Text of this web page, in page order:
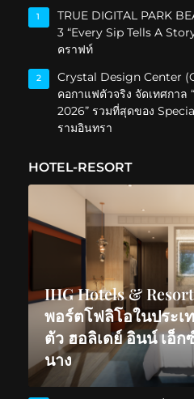
1
TRUE DIGITAL PARK
3 “Every Sip Tells A
คราฟท์
2
Crystal Design Center
คอกาแฟตัวจริง จัดเทศกาล
2026” รวมที่สุดของ
รามอินทรา
HOTEL-RESORT
IHG Hotels &
พอร์ตโฟลิโอในประเ
ตัว ฮอลิเดย์ อินน์ เอ็ก
นาง